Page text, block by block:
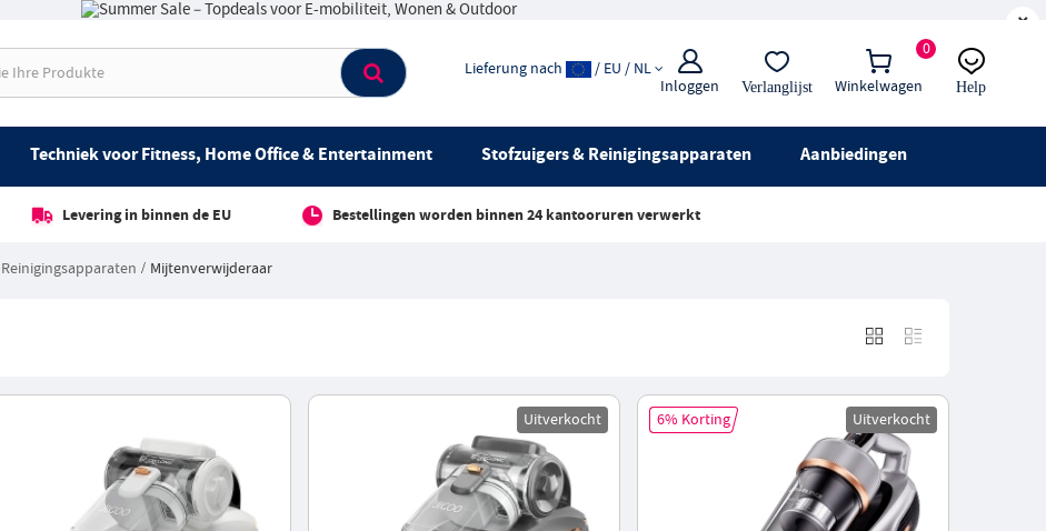
×
0
Winkelwagen
Inloggen Verlanglijst
Lieferung nach / EU / NL
Help
Live chat
Techniek voor Fitness, Home Office & Entertainment Stofzuigers & Reinigingsapparaten Aanbiedingen
Levering in binnen de EU Bestellingen worden binnen 24 kantooruren verwerkt
Mijtenverwijderaar
Uitverkocht 6% Korting Uitverkocht